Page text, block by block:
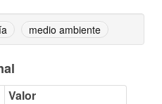
medio ambiente
Valor